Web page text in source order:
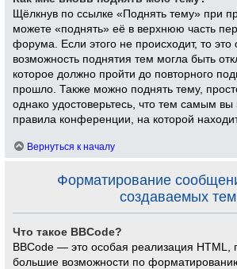
Щёлкнув по ссылке «Поднять тему» при
можете «поднять» её в верхнюю часть
форума. Если этого не происходит, то это
возможность поднятия тем могла быть
которое должно пройти до повторного
прошло. Также можно поднять тему,
однако удостоверьтесь, что тем самым
правила конференции, на которой
Вернуться к началу
Форматирование
создаваемых тем
Что такое BBCode?
BBCode — это особая реализация HTML,
большие возможности по